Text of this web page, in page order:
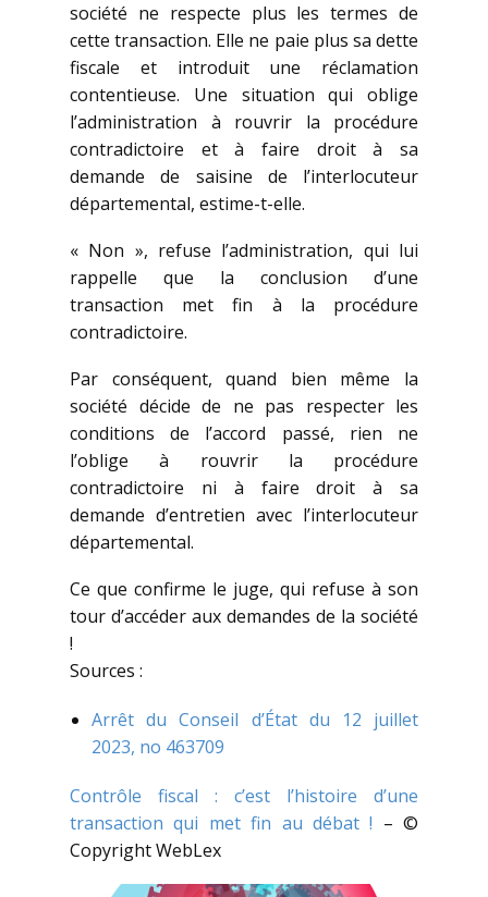
société ne respecte plus les termes de
cette transaction. Elle ne paie plus sa dette
fiscale et introduit une réclamation
contentieuse. Une situation qui oblige
l’administration à rouvrir la procédure
contradictoire et à faire droit à sa
demande de saisine de l’interlocuteur
départemental, estime-t-elle.
« Non », refuse l’administration, qui lui
rappelle que la conclusion d’une
transaction met fin à la procédure
contradictoire.
Par conséquent, quand bien même la
société décide de ne pas respecter les
conditions de l’accord passé, rien ne
l’oblige à rouvrir la procédure
contradictoire ni à faire droit à sa
demande d’entretien avec l’interlocuteur
départemental.
Ce que confirme le juge, qui refuse à son
tour d’accéder aux demandes de la société
!
Sources :
Arrêt du Conseil d’État du 12 juillet
2023, no 463709
Contrôle fiscal : c’est l’histoire d’une
transaction qui met fin au débat ! – ©
Copyright WebLex